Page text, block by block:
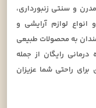
و سنتی زنبورداری،
لوازم آرایشی و
به محصولات طبیعی
رایگان از جمله
راحتی شما عزیزان